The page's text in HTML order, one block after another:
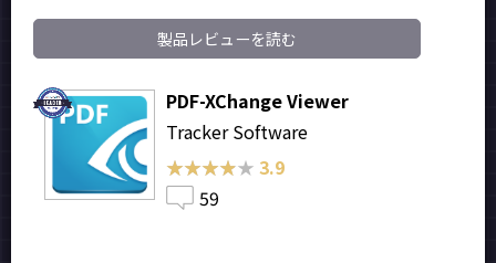
製品レビューを読む
PDF-XChange Viewer
Tracker Software
★★★★★
★★★★★ 3.9
59